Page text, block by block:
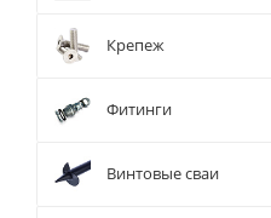
Крепеж
Фитинги
Винтовые сваи